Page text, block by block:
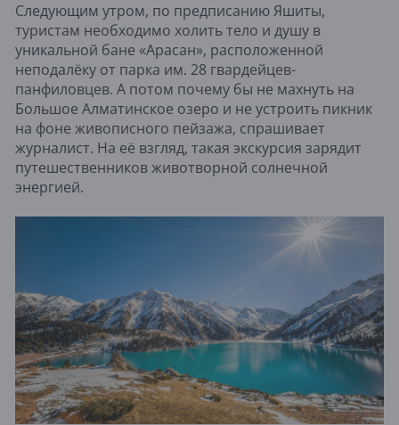
Следующим утром, по предписанию Яшиты,
туристам необходимо холить тело и душу в
уникальной бане «Арасан», расположенной
неподалёку от парка им. 28 гвардейцев-
панфиловцев. А потом почему бы не махнуть на
Большое Алматинское озеро и не устроить пикник
на фоне живописного пейзажа, спрашивает
журналист. На её взгляд, такая экскурсия зарядит
путешественников животворной солнечной
энергией.